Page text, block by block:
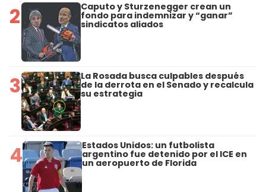
2 Caputo y Sturzenegger crean un
fondo para indemnizar y “ganar”
sindicatos aliados
3 La Rosada busca culpables después
de la derrota en el Senado y recalcula
su estrategia
4 Estados Unidos: un futbolista
argentino fue detenido por el ICE en
un aeropuerto de Florida